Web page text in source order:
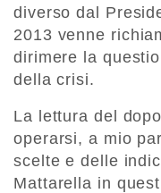
diverso dal
2013 venne
dirimere la
della crisi.
La lettura del
operarsi, a mio
scelte e delle
Mattarella in